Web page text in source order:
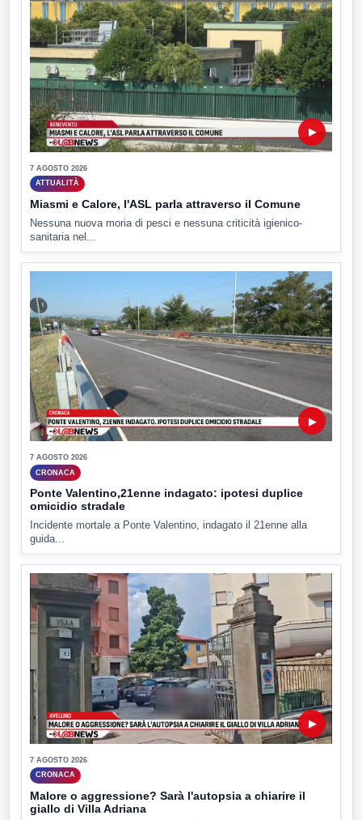
▶
7 AGOSTO 2026
ATTUALITÀ
Miasmi e Calore, l'ASL parla attraverso il Comune
Nessuna nuova moria di pesci e nessuna criticità igienico-
sanitaria nel...
▶
7 AGOSTO 2026
CRONACA
Ponte Valentino,21enne indagato: ipotesi duplice
omicidio stradale
Incidente mortale a Ponte Valentino, indagato il 21enne alla
guida...
▶
7 AGOSTO 2026
CRONACA
Malore o aggressione? Sarà l'autopsia a chiarire il
giallo di Villa Adriana